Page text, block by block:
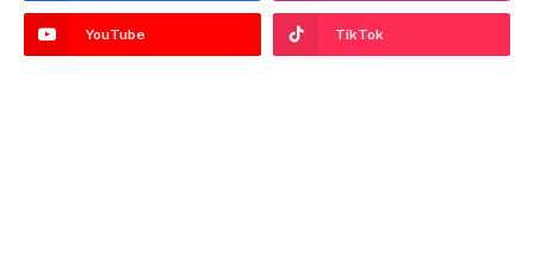
YouTube TikTok